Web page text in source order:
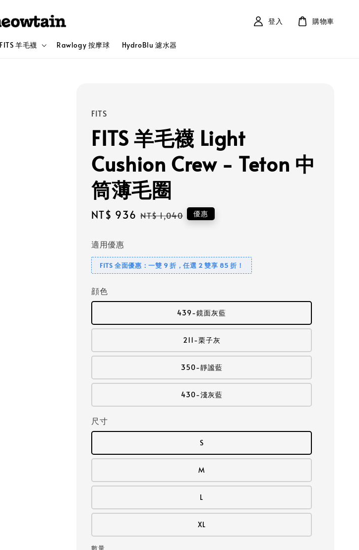
FITS 羊毛襪 Rawlogy 按摩球 HydroBlu 濾水器
登入 購物車
FITS
FITS 羊毛襪 Light
Cushion Crew - Teton 中
筒薄毛圈
Sale
NT$ 936 Regular
NT$ 1,040 優惠
適用優惠
FITS 全面優惠：一雙 9 折，任選 2 雙享 85 折！
顔色
439-鏡面灰藍
211-栗子灰
350-靜謐藍
430-淺灰藍
尺寸
S
M
L
XL
數量